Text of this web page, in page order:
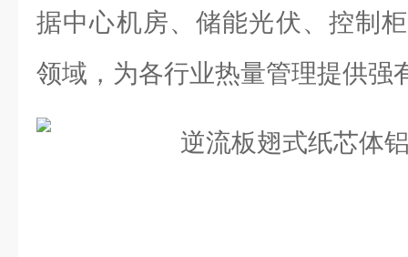
据中心机房、储能光伏、控制
领域，为各行业热量管理提供强